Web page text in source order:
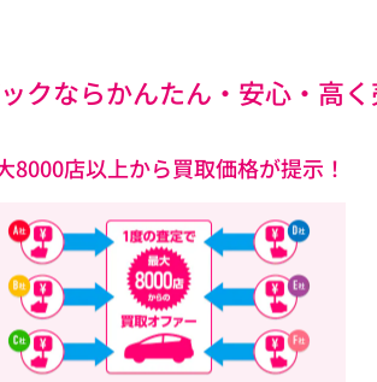
クならかんたん・安心・高く
8000店以上から買取価格が提示！